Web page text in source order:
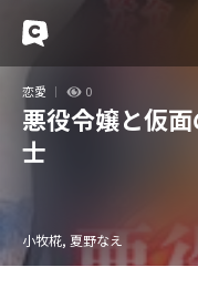
恋愛 0
悪役令嬢と仮
士
小牧椛, 夏野なえ